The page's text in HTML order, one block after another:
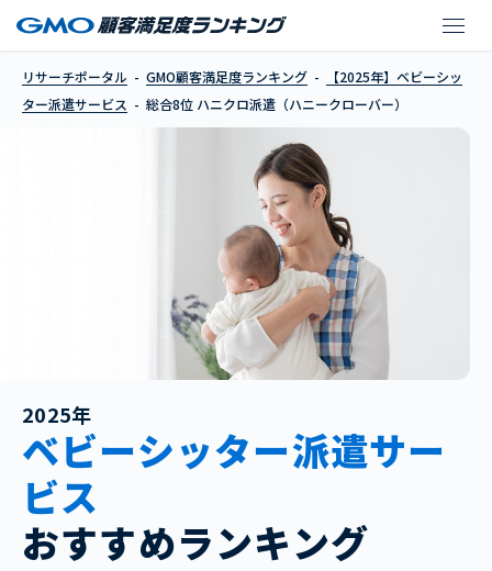
ハニクロ派遣（ハニー
リサーチポータル GMO顧客満足度ランキング
【2025年】ベビーシッ
ター派遣サービス
総合8位 ハニクロ派遣（ハニークローバー）
2025年
ベビーシッター派遣サー
ビス
おすすめランキング